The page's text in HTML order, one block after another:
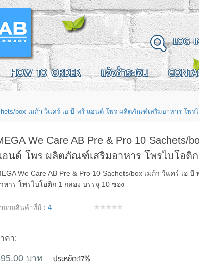
LOG
HOW TO ORDER แจ้งชำระเงิน
box เมก้า วีแคร์ เอ บี พรี แอนด์ โพร ผลิตภัณฑ์เสริมอาหาร โพร
We Care AB Pre & Pro 10 Sachets/
อนด์ โพร ผลิตภัณฑ์เสริมอาหาร โพรไบโอติ
We Care AB Pre & Pro 10 Sachets/box เมก้า วีแคร์ เ
หาร โพรไบโอติก 1 กล่อง บรรจุ 10 ซอง
นวนสินค้าที่มี : 4
คา:
บาท ประหยัด:17%